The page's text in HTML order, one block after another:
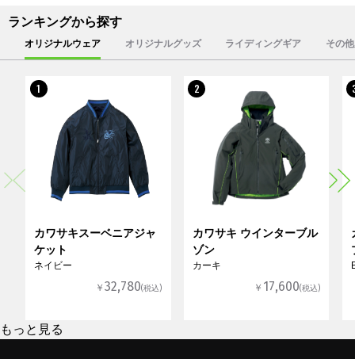
ランキングから探す
オリジナルウェア オリジナルグッズ ライディングギア その
1
カワサキスーベニアジャ
ケット
ネイビー
￥32,780(税込)
2
カワサキ ウインターブル
ゾン
カーキ
￥ 17,600(税込)
もっと見る